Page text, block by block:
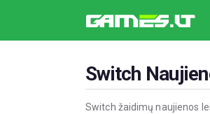
Switch
Switch žaidimų naujienos